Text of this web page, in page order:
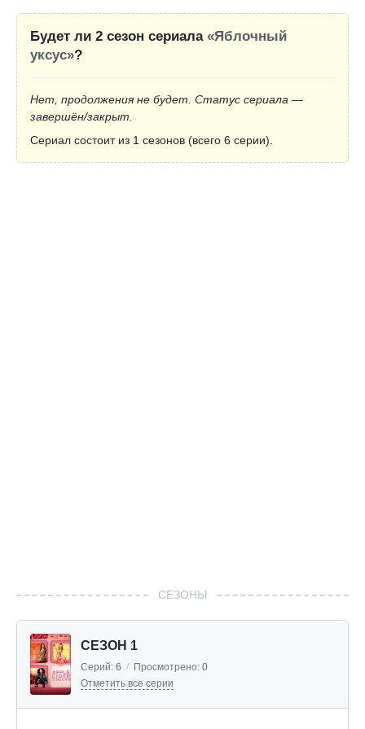
Будет ли 2 сезон сериала «Яблочный
уксус»?
Нет, продолжения не будет. Статус сериала —
завершён/закрыт.
Сериал состоит из 1 сезонов (всего 6 серии).
СЕЗОНЫ
СЕЗОН 1
Серий: 6 / Просмотрено: 0
Отметить все серии